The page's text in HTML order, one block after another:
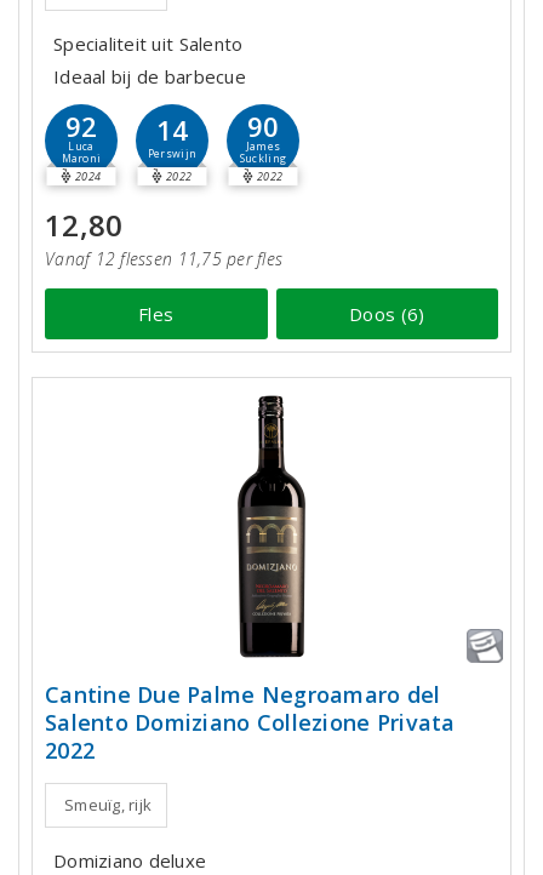
Specialiteit uit Salento
Ideaal bij de barbecue
92
Luca
Maroni
2024
14
Perswijn
2022
90
James
Suckling
2022
12,80
Vanaf 12 flessen 11,75 per fles
Fles Doos (6)
Cantine Due Palme Negroamaro del
Salento Domiziano Collezione Privata
2022
Smeuïg, rijk
Domiziano deluxe